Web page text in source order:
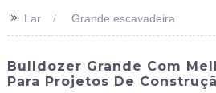
>> Lar Grande escavadeira
Bulldozer Grande Com
Para Projetos De